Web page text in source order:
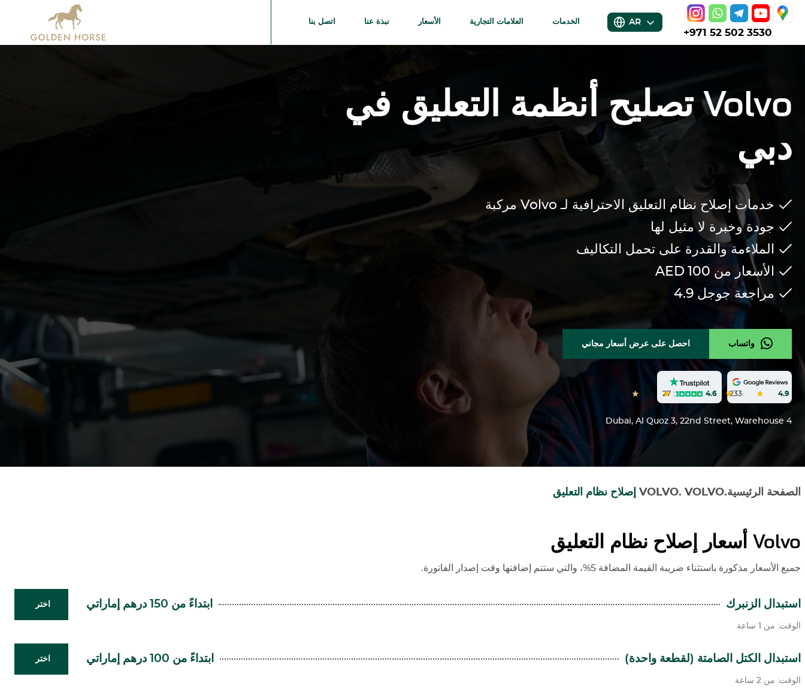
الخدمات العلامات التجارية الأسعار نبذة عنا اتصل بنا AR
+971 52 502 3530
Volvoتصليح أنظمة التعليق في
دبي
خدمات إصلاح نظام التعليق الاحترافية لـ Volvo مركبة
جودة وخبرة لا مثيل لها
الملاءمة والقدرة على تحمل التكاليف
الأسعار من 100
AED
مراجعة جوجل 4.9
واتساب احصل على عرض أسعار مجاني
4.9
233
4.6
27
Dubai, Al Quoz 3, 22nd Street, Warehouse 4
الصفحة الرئيسية.
VOLVO
.
VOLVO إصلاح نظام التعليق
Volvo أسعار إصلاح نظام التعليق
جميع الأسعار مذكورة باستثناء ضريبة القيمة المضافة 5%، والتي ستتم إضافتها وقت إصدار الفاتورة.
استبدال الزنبرك ابتداءً من 150 درهم إماراتي اختر
الوقت: من 1 ساعة
استبدال الكتل الصامتة (لقطعة واحدة) ابتداءً من 100 درهم إماراتي اختر
الوقت: من 2 ساعة